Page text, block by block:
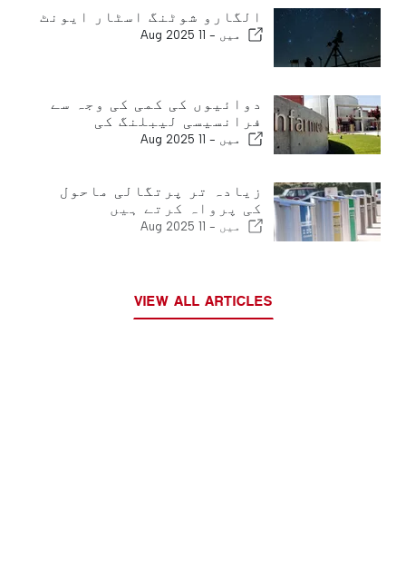
الگارو شوٹنگ اسٹار ایونٹ
میں - 11 Aug 2025
دوائیوں کی کمی کی وجہ سے
فرانسیسی لیبلنگ کی
میں - 11 Aug 2025
زیادہ تر پرتگالی ماحول
کی پرواہ کرتے ہیں
میں - 11 Aug 2025
VIEW ALL ARTICLES